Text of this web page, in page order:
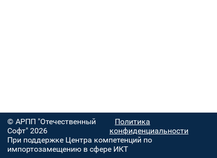
© АРПП "Отечественный
Софт" 2026
Политика
конфиденциальности
При поддержке Центра компетенций по
импортозамещению в сфере ИКТ